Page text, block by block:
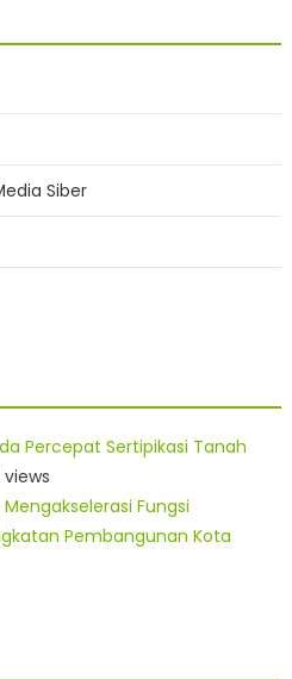
Siber
Percepat Sertipikasi Tanah
Mengakselerasi Fungsi
Pembangunan Kota